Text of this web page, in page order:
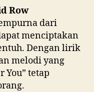
Row
dari
menciptakan
Dengan lirik
melodi yang
You” tetap